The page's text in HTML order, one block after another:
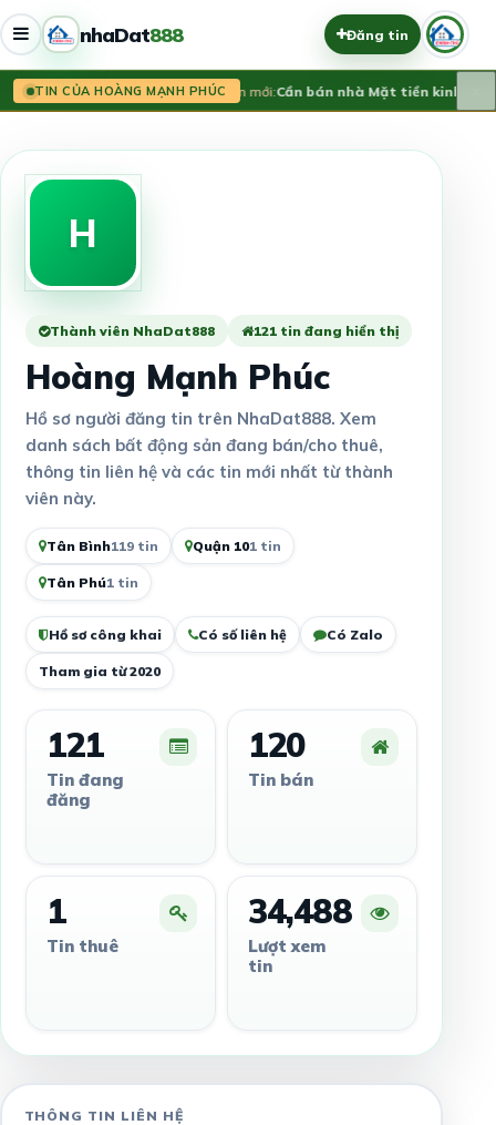
nhaDat888 Đăng tin
TIN CỦA HOÀNG MẠNH PHÚCTin mới:Cần bán nhà Mặt tiền kinh
H
Thành viên NhaDat888 121 tin đang hiển thị
Hoàng Mạnh Phúc
Hồ sơ người đăng tin trên NhaDat888. Xem
danh sách bất động sản đang bán/cho thuê,
thông tin liên hệ và các tin mới nhất từ thành
viên này.
Tân Bình119 tin Quận 101 tin
Tân Phú1 tin
Hồ sơ công khai Có số liên hệ Có Zalo
Tham gia từ 2020
121
Tin đang
đăng
120
Tin bán
1
Tin thuê
34,488
Lượt xem
tin
THÔNG TIN LIÊN HỆ